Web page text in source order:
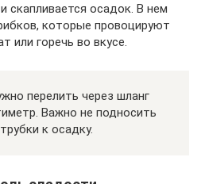
скапливается осадок. В нем
которые провоцируют
или горечь во вкусе.
перелить через шланг
Важно не подносить
к осадку.